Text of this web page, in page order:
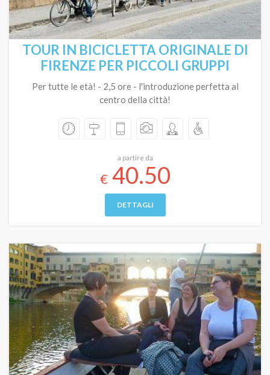
TOUR IN BICICLETTA ORIGINALE DI
FIRENZE PER PICCOLI GRUPPI
Per tutte le età! - 2,5 ore - l'introduzione perfetta al
centro della città!
a partire da
€40.50
DETTAGLI